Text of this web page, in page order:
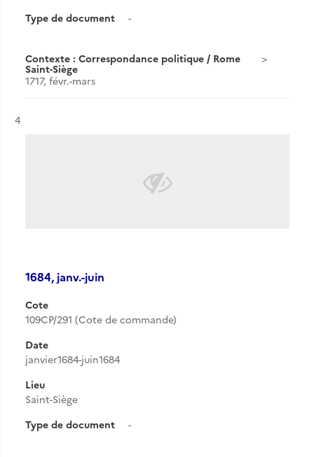
Type de document
-
Contexte : Correspondance politique / Rome
Saint-Siège
1717, févr.-mars
Résultat n°
4
1684, janv.-juin
Cote
109CP/291 (Cote de commande)
Date
janvier1684-juin1684
Lieu
Saint-Siège
Type de document
-